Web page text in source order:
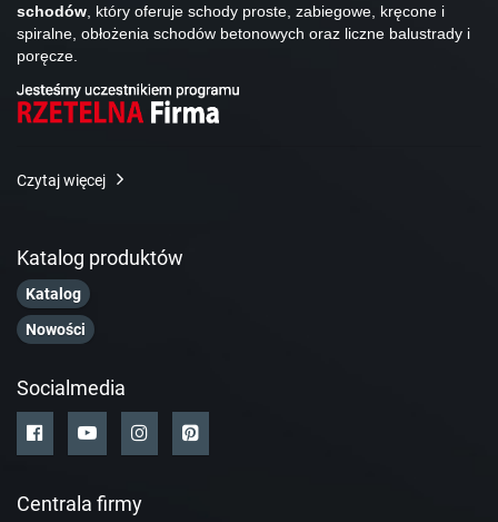
schodów, który oferuje schody proste, zabiegowe, kręcone i
spiralne, obłożenia schodów betonowych oraz liczne balustrady i
poręcze.
Czytaj więcej
Katalog produktów
Katalog
Nowości
Socialmedia
Centrala firmy